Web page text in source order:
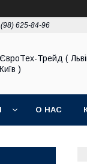
625-84-96
ЄвроТех-Трейд (
Київ )
О НАС